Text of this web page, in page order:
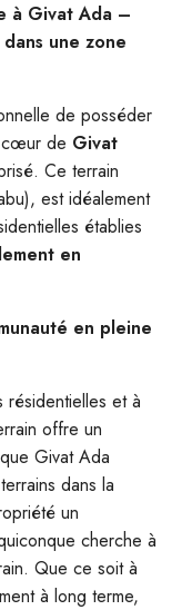
à Givat Ada –
une zone
de posséder
de Givat
Ce terrain
est idéalement
établies
en
en pleine
résidentielles et à
offre un
Givat Ada
dans la
un
cherche à
Que ce soit à
à long terme,